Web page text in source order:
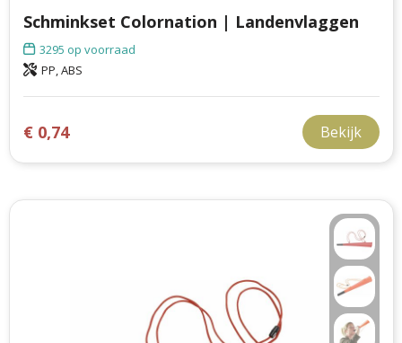
Schminkset Colornation | Landenvlaggen
3295 op voorraad
PP, ABS
€ 0,74 Bekijk